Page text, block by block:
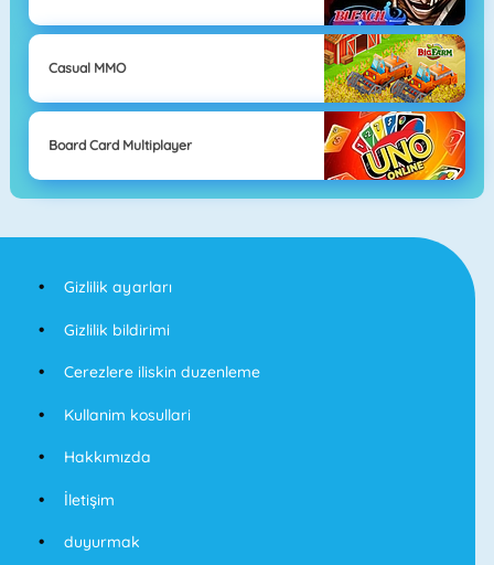
Casual MMO
Board Card Multiplayer
Gizlilik ayarları
Gizlilik bildirimi
Cerezlere iliskin duzenleme
Kullanim kosullari
Hakkımızda
İletişim
duyurmak